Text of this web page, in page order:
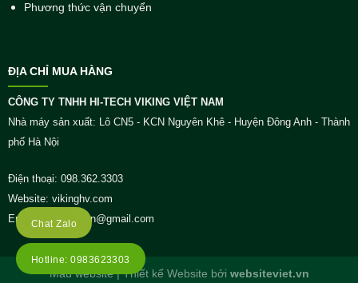
Phương thức vận chuyển
ĐỊA CHỈ MUA HÀNG
CÔNG TY TNHH HI-TECH VIKING VIỆT NAM
Nhà máy sản xuất: Lô CN5 - KCN Nguyên Khê - Huyện Đông Anh - Thành
phố Hà Nội
Điện thoại: 098.362.3303
Website: vikinghv.com
Email: viking.hv.vn@gmail.com
Mẫu website | Thiết kế Website bởi websiteviet.vn
Chat Zalo
Hotline: 0983623303